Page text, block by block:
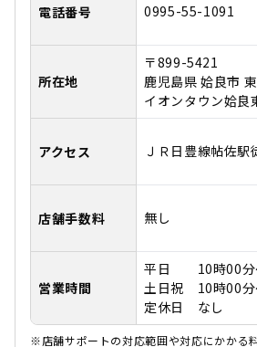
電話番号 0995-55-1091
所在地
〒899-5421
鹿児島県 姶良市
イオンタウン姶良
アクセス ＪＲ日豊線帖佐駅
店舗手数料 無し
営業時間
平日 10時00分
土日祝 10時00分
定休日 なし
※店舗サポートの対応範囲や対応にかかる